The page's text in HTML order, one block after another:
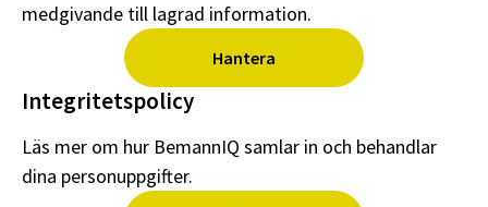
medgivande till lagrad information.
Hantera
Integritetspolicy
Läs mer om hur BemannIQ samlar in och behandlar
dina personuppgifter.